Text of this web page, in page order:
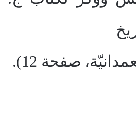
صفحة 12).